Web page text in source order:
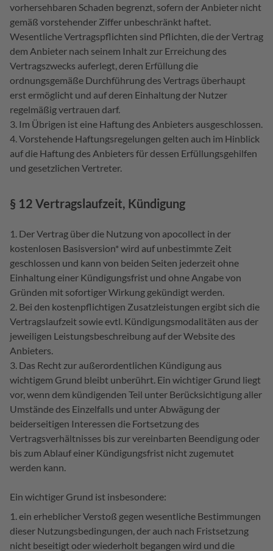
vorhersehbaren Schaden begrenzt, sofern der Anbieter nicht
gemäß vorstehender Ziffer unbeschränkt haftet.
Wesentliche Vertragspflichten sind Pflichten, die der Vertrag
dem Anbieter nach seinem Inhalt zur Erreichung des
Vertragszwecks auferlegt, deren Erfüllung die
ordnungsgemäße Durchführung des Vertrags überhaupt
erst ermöglicht und auf deren Einhaltung der Nutzer
regelmäßig vertrauen darf.
Im Übrigen ist eine Haftung des Anbieters ausgeschlossen.
Vorstehende Haftungsregelungen gelten auch im Hinblick
auf die Haftung des Anbieters für dessen Erfüllungsgehilfen
und gesetzlichen Vertreter.
§ 12 Vertragslaufzeit, Kündigung
Der Vertrag über die Nutzung von apocollect in der
kostenlosen Basisversion* wird auf unbestimmte Zeit
geschlossen und kann von beiden Seiten jederzeit ohne
Einhaltung einer Kündigungsfrist und ohne Angabe von
Gründen mit sofortiger Wirkung gekündigt werden.
Bei den kostenpflichtigen Zusatzleistungen ergibt sich die
Vertragslaufzeit sowie evtl. Kündigungsmodalitäten aus der
jeweiligen Leistungsbeschreibung auf der Website des
Anbieters.
Das Recht zur außerordentlichen Kündigung aus
wichtigem Grund bleibt unberührt. Ein wichtiger Grund liegt
vor, wenn dem kündigenden Teil unter Berücksichtigung aller
Umstände des Einzelfalls und unter Abwägung der
beiderseitigen Interessen die Fortsetzung des
Vertragsverhältnisses bis zur vereinbarten Beendigung oder
bis zum Ablauf einer Kündigungsfrist nicht zugemutet
werden kann.
Ein wichtiger Grund ist insbesondere:
ein erheblicher Verstoß gegen wesentliche Bestimmungen
dieser Nutzungsbedingungen, der auch nach Fristsetzung
nicht beseitigt oder wiederholt begangen wird und die